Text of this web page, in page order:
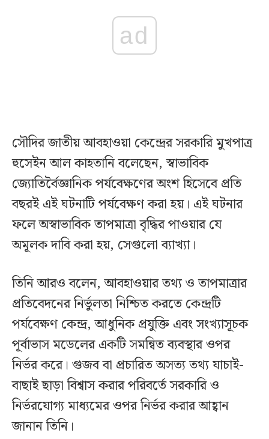
ad
সৌদির জাতীয় আবহাওয়া কেন্দ্রের সরকারি মুখপাত্র
হুসেইন আল কাহতানি বলেছেন, স্বাভাবিক
জ্যোতির্বৈজ্ঞানিক পর্যবেক্ষণের অংশ হিসেবে প্রতি
বছরই এই ঘটনাটি পর্যবেক্ষণ করা হয়। এই ঘটনার
ফলে অস্বাভাবিক তাপমাত্রা বৃদ্ধির পাওয়ার যে
অমূলক দাবি করা হয়, সেগুলো ব্যাখ্যা।
তিনি আরও বলেন, আবহাওয়ার তথ্য ও তাপমাত্রার
প্রতিবেদনের নির্ভুলতা নিশ্চিত করতে কেন্দ্রটি
পর্যবেক্ষণ কেন্দ্র, আধুনিক প্রযুক্তি এবং সংখ্যাসূচক
পূর্বাভাস মডেলের একটি সমন্বিত ব্যবস্থার ওপর
নির্ভর করে। গুজব বা প্রচারিত অসত্য তথ্য যাচাই-
বাছাই ছাড়া বিশ্বাস করার পরিবর্তে সরকারি ও
নির্ভরযোগ্য মাধ্যমের ওপর নির্ভর করার আহ্বান
জানান তিনি।